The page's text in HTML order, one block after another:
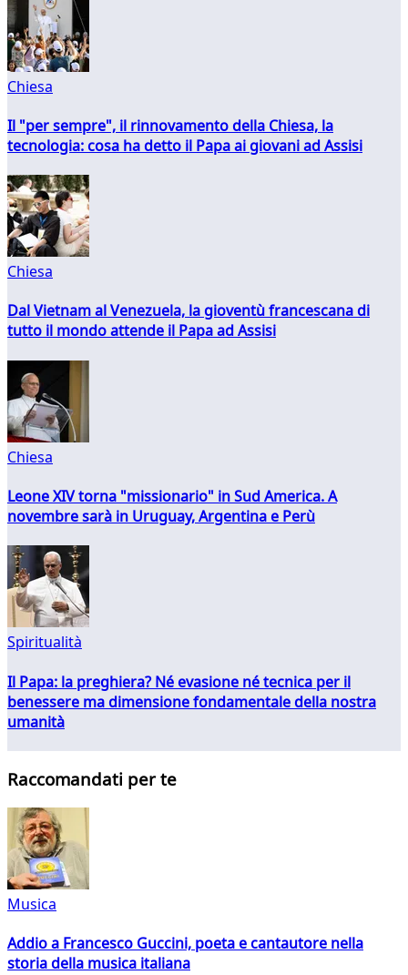
Chiesa
Il "per sempre", il rinnovamento della Chiesa, la
tecnologia: cosa ha detto il Papa ai giovani ad Assisi
Chiesa
Dal Vietnam al Venezuela, la gioventù francescana di
tutto il mondo attende il Papa ad Assisi
Chiesa
Leone XIV torna "missionario" in Sud America. A
novembre sarà in Uruguay, Argentina e Perù
Spiritualità
Il Papa: la preghiera? Né evasione né tecnica per il
benessere ma dimensione fondamentale della nostra
umanità
Raccomandati per te
Musica
Addio a Francesco Guccini, poeta e cantautore nella
storia della musica italiana